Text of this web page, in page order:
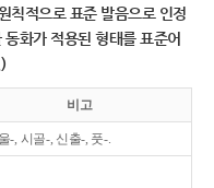
칙적으로 표준 발음으로 인정
화가 적용된 형태를 표준어
비고
-, 시골-, 신출-, 풋-.